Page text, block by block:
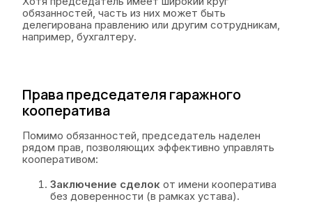
обязанностей, часть из них может быть
делегирована правлению или другим сотрудникам,
например, бухгалтеру.
Права председателя гаражного
кооператива
Помимо обязанностей, председатель наделен
рядом прав, позволяющих эффективно управлять
кооперативом:
Заключение сделок от имени кооператива
без доверенности (в рамках устава).